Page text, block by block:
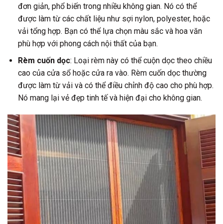
đơn giản, phổ biến trong nhiều không gian. Nó có thể
được làm từ các chất liệu như sợi nylon, polyester, hoặc
vải tổng hợp. Bạn có thể lựa chọn màu sắc và hoa văn
phù hợp với phong cách nội thất của bạn.
Rèm cuốn dọc: Loại rèm này có thể cuộn dọc theo chiều
cao của cửa sổ hoặc cửa ra vào. Rèm cuốn dọc thường
được làm từ vải và có thể điều chỉnh độ cao cho phù hợp.
Nó mang lại vẻ đẹp tinh tế và hiện đại cho không gian.